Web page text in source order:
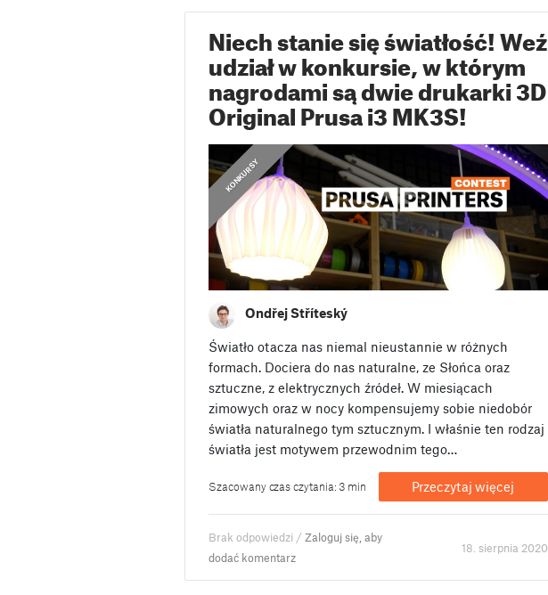
Niech stanie się światłość! Weź
udział w konkursie, w którym
nagrodami są dwie drukarki 3D
Original Prusa i3 MK3S!
KONKURSY
Ondřej Stříteský
Światło otacza nas niemal nieustannie w różnych
formach. Dociera do nas naturalne, ze Słońca oraz
sztuczne, z elektrycznych źródeł. W miesiącach
zimowych oraz w nocy kompensujemy sobie niedobór
światła naturalnego tym sztucznym. I właśnie ten rodzaj
światła jest motywem przewodnim tego…
Szacowany czas czytania: 3 min Przeczytaj więcej
Brak odpowiedzi /Zaloguj się, aby
dodać komentarz
18. sierpnia 2020